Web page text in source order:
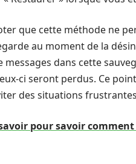
que cette méthode ne
au moment de la
dans cette
ci seront perdus. Ce
des situations
pour savoir